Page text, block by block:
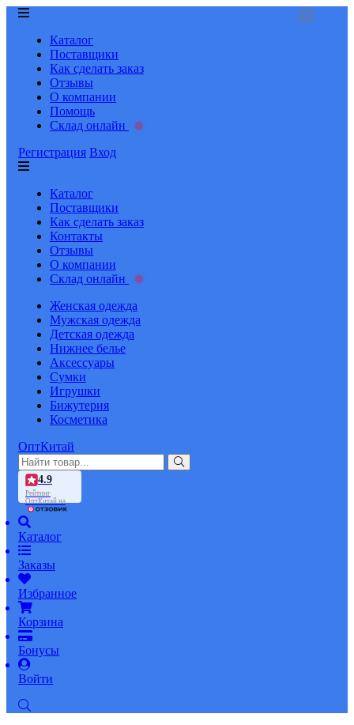
Каталог
Поставщики
Как сделать заказ
Отзывы
О компании
Помощь
Склад онлайн
Регистрация Вход
Каталог
Поставщики
Как сделать заказ
Контакты
Отзывы
О компании
Склад онлайн
Женская одежда
Мужская одежда
Детская одежда
Нижнее белье
Аксессуары
Сумки
Игрушки
Бижутерия
Косметика
ОптКитай
4.9
Рейтинг
ОптКитай на
Каталог
Заказы
Избранное
Корзина
Бонусы
Войти